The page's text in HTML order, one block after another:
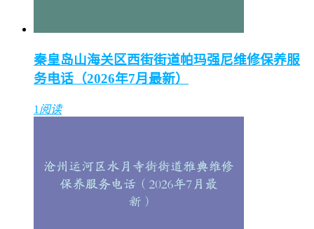
秦皇岛山海关区西街街道帕玛强尼维修保养服
务电话（2026年7月最新）
1 阅读